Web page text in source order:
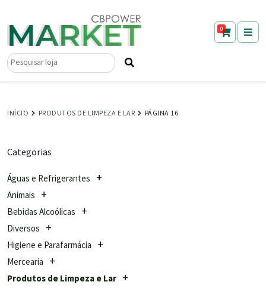
0
Pesquisar
INÍCIO PRODUTOS DE LIMPEZA E LAR PÁGINA 16
Categorias
Águas e Refrigerantes
Animais
Bebidas Alcoólicas
Diversos
Higiene e Parafarmácia
Mercearia
Produtos de Limpeza e Lar